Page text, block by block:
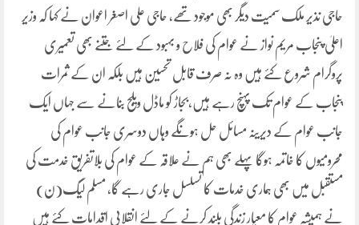
حاجی نذیر ملک سمیت دیگر بھی موجود تھے، حاجی علی اصغر اعوان نے کہا کہ وزیر
اعلیٰ پنجاب مریم نواز نے عوام کی فلاح و بہبود کے لئے جتنے بھی تعمیری
پروگرام شروع کئے ہیں وہ نہ صرف قابل تحسین ہیں بلکہ ان کے ثمرات
پنجاب کے عوام تک پہنچ رہے ہیں،بجاڑ کو ماڈل ویلج بنانے سے جہاں ایک
جانب عوام کے دیرینہ مسائل حل ہونگے وہاں دوسری جانب عوام کی
محرومیوں کا خاتمہ ہوگا پہلے بھی ہم نے علاقہ کے عوام کی بلاتفریق خدمت کی
مستقبل میں بھی ہماری خدمات کا تسلسل جاری رہے گا، مسلم لیگ(ن)
نے ہمیشہ عوام کا معیار زندگی بلند کرنے کے لئے انقلابی اقدامات کئے ہیں